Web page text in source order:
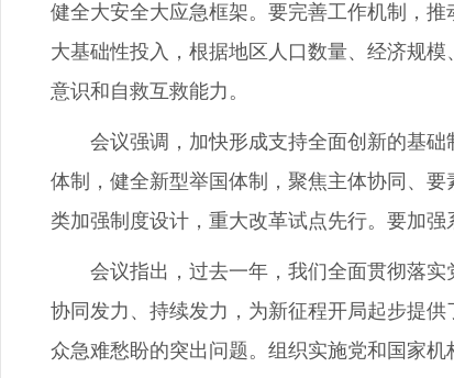
健全大安全大应急框架。要完善工作机制，
大基础性投入，根据地区人口数量、经济规
意识和自救互救能力。
会议强调，加快形成支持全面创新的基础
体制，健全新型举国体制，聚焦主体协同、
类加强制度设计，重大改革试点先行。要加
会议指出，过去一年，我们全面贯彻落实
协同发力、持续发力，为新征程开局起步提
众急难愁盼的突出问题。组织实施党和国家